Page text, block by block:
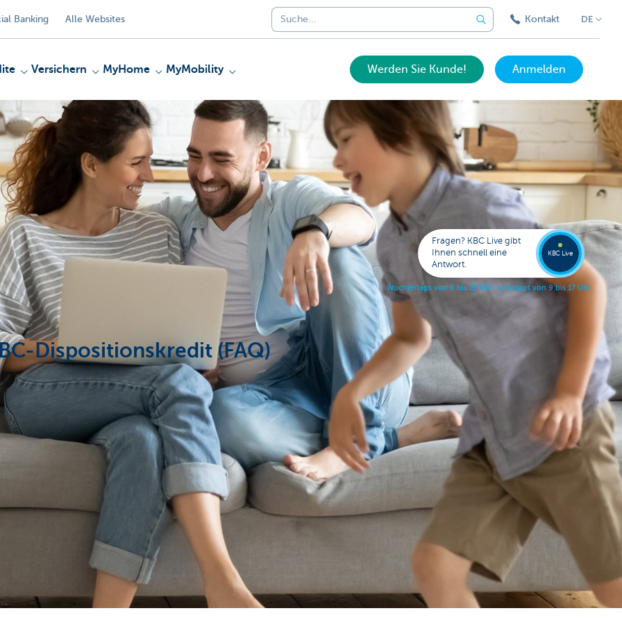
Banking Alle Websites Kontakt DE
Versichern MyHome MyMobility Werden Sie Kunde! Anmelden
Dispositionskredit (FAQ)
Fragen? KBC Live gibt
Ihnen schnell eine
Antwort.
Wochentags von 8 bis 22 Uhr, samstags von 9 bis 17 Uhr.
KBC Live
KBC
Live
078
353
138